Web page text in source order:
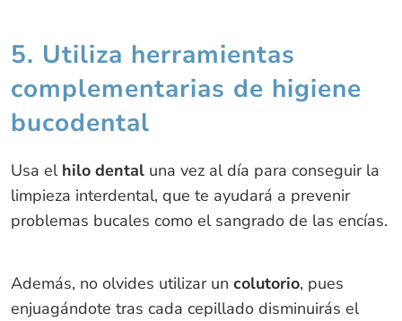
5. Utiliza herramientas
complementarias de higiene
bucodental
Usa elhilo dental una vez al día para conseguir la
limpieza interdental, que te ayudará a prevenir
problemas bucales como el sangrado de las encías.
Además, no olvides utilizar un colutorio, pues
enjuagándote tras cada cepillado disminuirás el